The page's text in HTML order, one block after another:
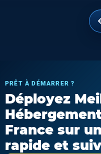
PRÊT À DÉMARRER ?
Déployez
France sur
rapide et